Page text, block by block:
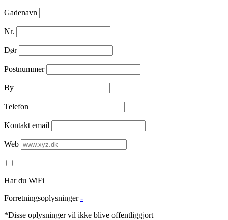
Gadenavn
Nr.
Dør
Postnummer
By
Telefon
Kontakt email
Web
Har du WiFi
Forretningsoplysninger -
*Disse oplysninger vil ikke blive offentliggjort